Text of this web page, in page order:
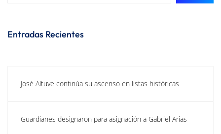
Entradas Recientes
José Altuve continúa su ascenso en listas históricas
Guardianes designaron para asignación a Gabriel Arias